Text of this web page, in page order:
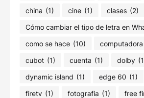
china (1) cine (1) clases (2)
Cómo cambiar el tipo de letra en
como se hace (10) computadora
cubot (1) cuenta (1) dolby
dynamic island (1) edge 60 (1)
firetv (1) fotografia (1) free